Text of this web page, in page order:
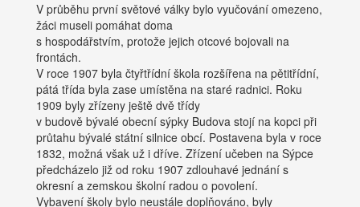
V průběhu první světové války bylo vyučování omezeno,
žáci museli pomáhat doma
s hospodářstvím, protože jejich otcové bojovali na
frontách.
V roce 1907 byla čtyřtřídní škola rozšířena na pětitřídní,
pátá třída byla zase umístěna na staré radnici. Roku
1909 byly zřízeny ještě dvě třídy
v budově bývalé obecní sýpky Budova stojí na kopci při
průtahu bývalé státní silnice obcí. Postavena byla v roce
1832, možná však už i dříve. Zřízení učeben na Sýpce
předcházelo již od roku 1907 zdlouhavé jednání s
okresní a zemskou školní radou o povolení.
Vybavení školy bylo neustále doplňováno, byly